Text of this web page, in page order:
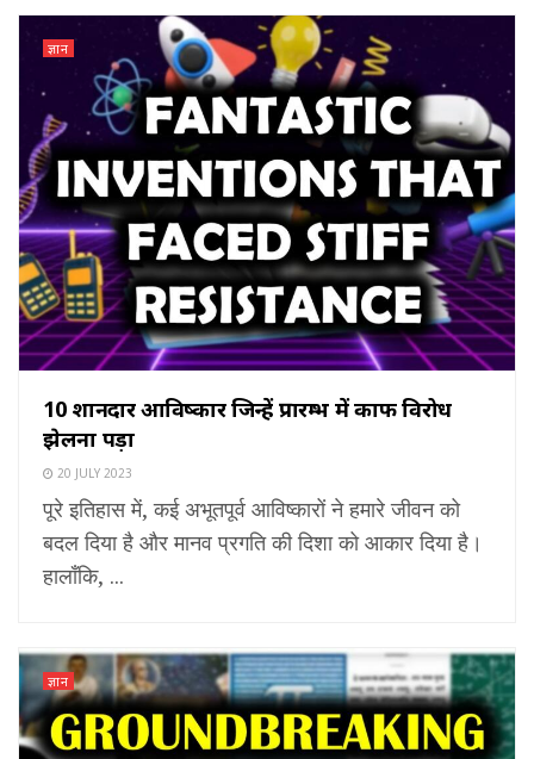
ज्ञान
10 शानदार आविष्कार जिन्हें प्रारम्भ में काफी विरोध
झेलना पड़ा
20 JULY 2023
पूरे इतिहास में, कई अभूतपूर्व आविष्कारों ने हमारे जीवन को
बदल दिया है और मानव प्रगति की दिशा को आकार दिया है।
हालाँकि, ...
ज्ञान